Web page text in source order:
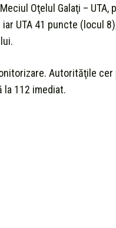
Oţelul Galaţi – UTA,
UTA 41 puncte (locul
Autorităţile
la 112 imediat.